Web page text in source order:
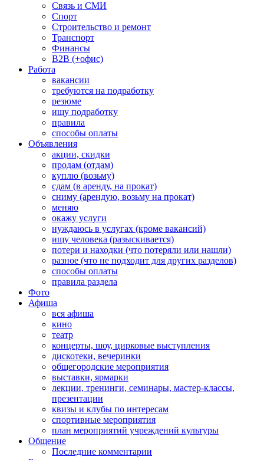
Связь и СМИ
Спорт
Строительство и ремонт
Транспорт
Финансы
B2B (+офис)
Работа
вакансии
требуются на подработку
резюме
ищу подработку
правила
способы оплаты
Объявления
акции, скидки
продам (отдам)
куплю (возьму)
сдам (в аренду, на прокат)
сниму (арендую, возьму на прокат)
меняю
окажу услуги
нуждаюсь в услугах (кроме вакансий)
ищу человека (разыскивается)
потери и находки (что потеряли или нашли)
разное (что не подходит для других разделов)
способы оплаты
правила раздела
Фото
Афиша
вся афиша
кино
театр
концерты, шоу, цирковые выступления
дискотеки, вечеринки
общегородские мероприятия
выставки, ярмарки
лекции, тренинги, семинары, мастер-классы,
презентации
квизы и клубы по интересам
спортивные мероприятия
план мероприятий учреждений культуры
Общение
Последние комментарии